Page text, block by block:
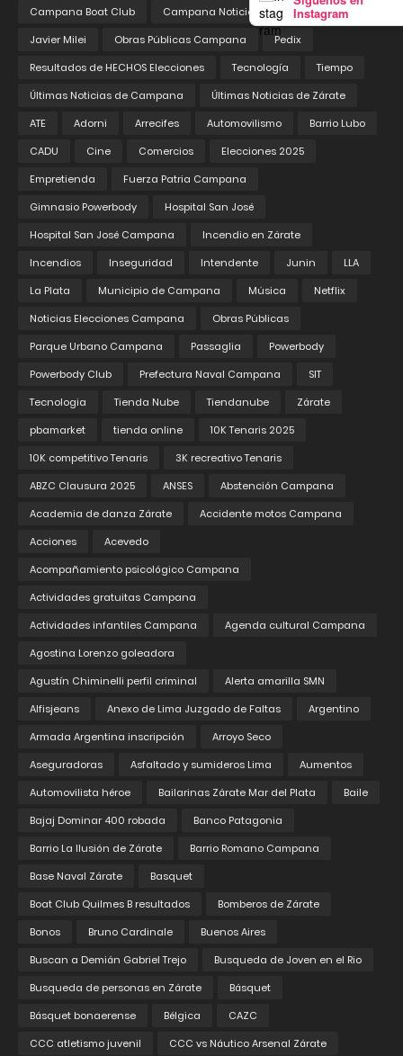
Instagram
Campana Boat Club Campana Noticias
Educación
Javier Milei
Obras Públicas Campana
Pedix
Resultados de HECHOS Elecciones
Tecnología
Tiempo
Últimas Noticias de Campana
Últimas Noticias de Zárate
ATE
Adorni Arrecifes Automovilismo
Barrio Lubo
CADU
Cine Comercios
Elecciones 2025
Empretienda
Fuerza Patria Campana
Gimnasio Powerbody
Hospital San José
Hospital San José Campana
Incendio en Zárate
Incendios
Inseguridad Intendente Junin
LLA
La Plata
Municipio de Campana Música
Netflix
Noticias Elecciones Campana
Obras Públicas
Parque Urbano Campana
Passaglia
Powerbody
Powerbody Club
Prefectura Naval Campana
SIT
Tecnologia
Tienda Nube Tiendanube
Zárate
pbamarket
tienda online
10K Tenaris 2025
10K competitivo Tenaris
3K recreativo Tenaris
ABZC Clausura 2025
ANSES
Abstención Campana
Academia de danza Zárate
Accidente motos Campana
Acciones
Acevedo
Acompañamiento psicológico Campana
Actividades gratuitas Campana
Actividades infantiles Campana
Agenda cultural Campana
Agostina Lorenzo goleadora
Agustín Chiminelli perfil criminal
Alerta amarilla SMN
Alfisjeans
Anexo de Lima Juzgado de Faltas
Argentino
Armada Argentina inscripción
Arroyo Seco
Aseguradoras
Asfaltado y sumideros Lima
Aumentos
Automovilista héroe
Bailarinas Zárate Mar del Plata
Baile
Bajaj Dominar 400 robada
Banco Patagonia
Barrio La Ilusión de Zárate
Barrio Romano Campana
Base Naval Zárate
Basquet
Boat Club Quilmes B resultados
Bomberos de Zárate
Bonos
Bruno Cardinale
Buenos Aires
Buscan a Demián Gabriel Trejo
Busqueda de Joven en el Rio
Busqueda de personas en Zárate
Básquet
Básquet bonaerense
Bélgica
CAZC
CCC atletismo juvenil
CCC vs Náutico Arsenal Zárate